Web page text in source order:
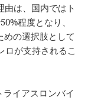
由は、国内ではト
程度となり、
の選択肢として
ロが支持されるこ
イアスロンバイ